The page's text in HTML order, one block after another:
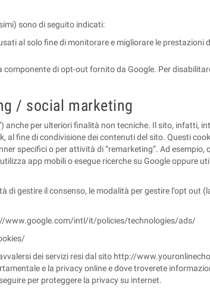
sono di seguito indicati:
al solo fine di monitorare e migliorare le prestazioni
di opt-out fornito da Google. Per
/ social marketing
anche per ulteriori finalità non tecniche. Il sito, infatti,
al fine di condivisione dei contenuti del sito. Questi
specifici o per attività di “remarketing”. Ad esempio,
app mobili o esegue ricerche su Google oppure
gestire il consenso, le modalità per gestire l’opt out
www.google.com/intl/it/policies/technologies/ads/
dei servizi resi dal sito http://
e la privacy online e dove troverete
per proteggere la privacy su internet.